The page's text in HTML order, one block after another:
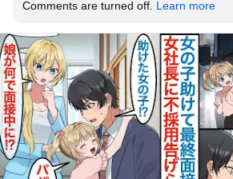
Comments are turned off. Learn more